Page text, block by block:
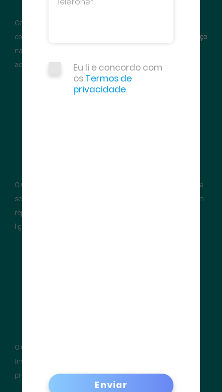
Eu li e concordo com
os Termos de
privacidade.
Enviar
Com a importância do
consumidor em todo o mundo - expandiu-se o consumo do
aço
na construção, e, consequentemente, as siderúrgicas
acompanharam essa evolução.
O Centro Brasileiro da
surgiu para
se juntar aos esforços de organizações nacionais que reúnem
representantes da indústria local, entidades e profissionais
ligados à
O CBCA não é uma entidade comercial. Ele tem por gestor o
Instituto Aço Brasil, oferecendo, desde 2002, o melhor para
produtores, clientes e pessoas.